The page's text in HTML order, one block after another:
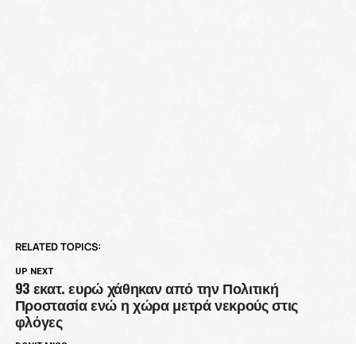
RELATED TOPICS:
UP NEXT
93 εκατ. ευρώ χάθηκαν από την Πολιτική
Προστασία ενώ η χώρα μετρά νεκρούς στις
φλόγες